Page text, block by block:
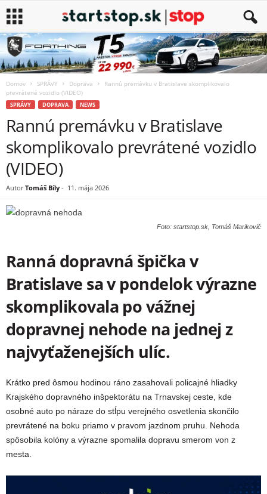
Domov SPRÁVY Doprava
Rannú premávku v Bratislave skomplikovalo
prevrátené vozidlo (VIDEO)
SPRÁVY DOPRAVA NEWS
Rannú premávku v Bratislave
skomplikovalo prevrátené vozidlo
(VIDEO)
Autor Tomáš Bíly - 11. mája 2026
Foto: startstop.sk, Tomáš Marikovič
Ranná dopravná špička v
Bratislave sa v pondelok výrazne
skomplikovala po vážnej
dopravnej nehode na jednej z
najvyťaženejších ulíc.
Krátko pred ôsmou hodinou ráno zasahovali policajné hliadky
Krajského dopravného inšpektorátu na Trnavskej ceste, kde
osobné auto po náraze do stĺpu verejného osvetlenia skončilo
prevrátené na boku priamo v pravom jazdnom pruhu. Nehoda
spôsobila kolóny a výrazne spomalila dopravu smerom von z
mesta.